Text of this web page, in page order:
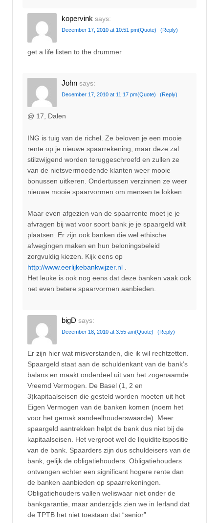
kopervink says:
December 17, 2010 at 10:51 pm(Quote) (Reply)
get a life listen to the drummer
John says:
December 17, 2010 at 11:17 pm(Quote) (Reply)
@ 17, Dalen
ING is tuig van de richel. Ze beloven je een mooie
rente op je nieuwe spaarrekening, maar deze zal
stilzwijgend worden teruggeschroefd en zullen ze
van de nietsvermoedende klanten weer mooie
bonussen uitkeren. Ondertussen verzinnen ze weer
nieuwe mooie spaarvormen om mensen te lokken.
Maar even afgezien van de spaarrente moet je je
afvragen bij wat voor soort bank je je spaargeld wilt
plaatsen. Er zijn ook banken die wel ethische
afwegingen maken en hun beloningsbeleid
zorgvuldig kiezen. Kijk eens op
http://www.eerlijkebankwijzer.nl .
Het leuke is ook nog eens dat deze banken vaak ook
net even betere spaarvormen aanbieden.
bigD says:
December 18, 2010 at 3:55 am(Quote) (Reply)
Er zijn hier wat misverstanden, die ik wil rechtzetten.
Spaargeld staat aan de schuldenkant van de bank’s
balans en maakt onderdeel uit van het zogenaamde
Vreemd Vermogen. De Basel (1, 2 en
3)kapitaalseisen die gesteld worden moeten uit het
Eigen Vermogen van de banken komen (noem het
voor het gemak aandeelhouderswaarde). Meer
spaargeld aantrekken helpt de bank dus niet bij de
kapitaalseisen. Het vergroot wel de liquiditeitspositie
van de bank. Spaarders zijn dus schuldeisers van de
bank, gelijk de obligatiehouders. Obligatiehouders
ontvangen echter een significant hogere rente dan
de banken aanbieden op spaarrekeningen.
Obligatiehouders vallen weliswaar niet onder de
bankgarantie, maar anderzijds zien we in Ierland dat
de TPTB het niet toestaan dat “senior”